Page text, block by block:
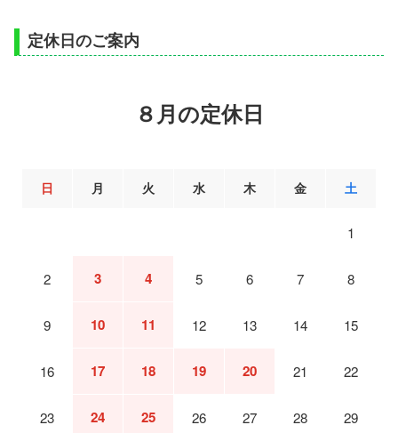
定休日のご案内
８月の定休日
日 月 火 水 木 金 土
1
2 3 4 5 6 7 8
9 10 11 12 13 14 15
16 17 18 19 20 21 22
23 24 25 26 27 28 29